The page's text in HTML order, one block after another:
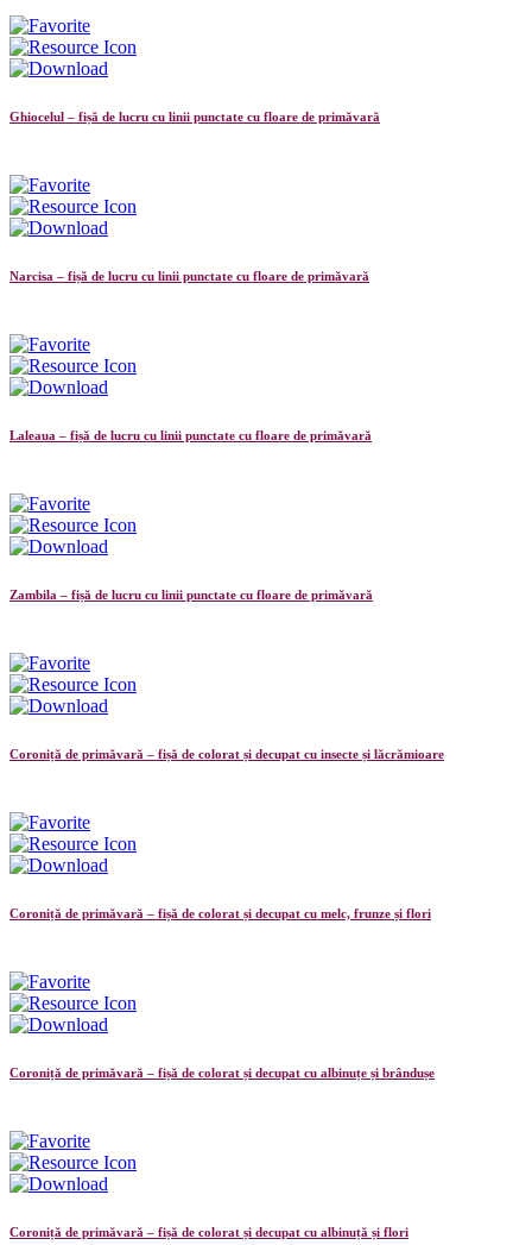
Ghiocelul – fișă de lucru cu linii punctate cu floare de primăvară
Narcisa – fișă de lucru cu linii punctate cu floare de primăvară
Laleaua – fișă de lucru cu linii punctate cu floare de primăvară
Zambila – fișă de lucru cu linii punctate cu floare de primăvară
Coroniță de primăvară – fișă de colorat și decupat cu insecte și lăcrămioare
Coroniță de primăvară – fișă de colorat și decupat cu melc, frunze și flori
Coroniță de primăvară – fișă de colorat și decupat cu albinuțe și brândușe
Coroniță de primăvară – fișă de colorat și decupat cu albinuță și flori